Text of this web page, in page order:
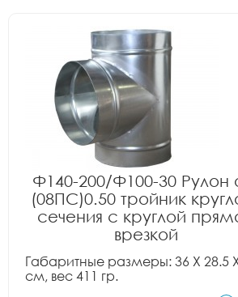
Ф140-200/Ф100-30 Рулон
(08ПС)0.50 тройник
сечения с круглой
врезкой
Габаритные размеры: 36 X 28.5
см, вес 411 гр.